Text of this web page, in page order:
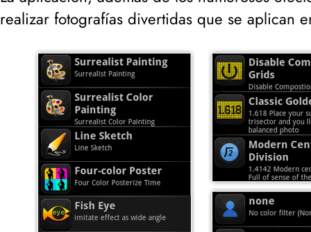
realizar fotografías divertidas que se aplican